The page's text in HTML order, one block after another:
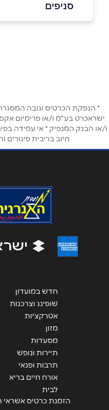
טלפון*
אימייל *
אנא חזרו אלי בקשר
סניפים
* הנפקת הכרטיס וגובה
ישראכרט בע"מ ו/או פרימיום
ו/או הבנק המנפיק * אי עמידה
חיוב בריבית פיגורים
חדש במועדון
שופינג וצרכנות
אטרקציות
מזון
מסעדות
תיירות ונופש
תרבות ופנאי
אורח חיים בריא
לבית
הזמנת כרטיס אשראי